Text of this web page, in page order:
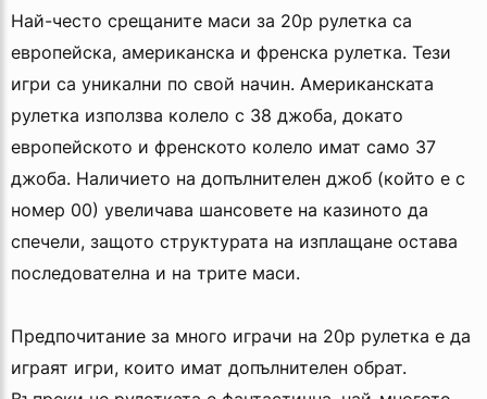
Най-често срещаните маси за 20p рулетка са
европейска, американска и френска рулетка. Тези
игри са уникални по свой начин. Американската
рулетка използва колело с 38 джоба, докато
европейското и френското колело имат само 37
джоба. Наличието на допълнителен джоб (който е с
номер 00) увеличава шансовете на казиното да
спечели, защото структурата на изплащане остава
последователна и на трите маси.
Предпочитание за много играчи на 20p рулетка е да
играят игри, които имат допълнителен обрат.